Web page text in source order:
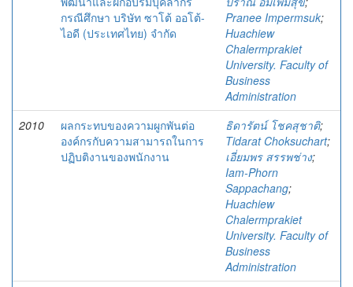
กรณีศึกษา บริษัท ซาโต้ ออโต้-
ไอดี (ประเทศไทย) จำกัด
Pranee Impermsuk;
Huachiew
Chalermprakiet
University. Faculty of
Business
Administration
2010
ผลกระทบของความผูกพันต่อ
องค์กรกับความสามารถในการ
ปฏิบติงานของพนักงาน
ธิดารัตน์ โชคสุชาติ;
Tidarat Choksuchart;
เอี่ยมพร สรรพช่าง;
Iam-Phorn
Sappachang;
Huachiew
Chalermprakiet
University. Faculty of
Business
Administration